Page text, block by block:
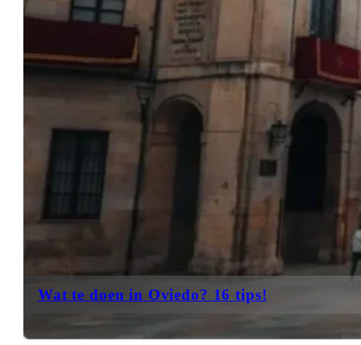
Wat te doen in Oviedo? 16 tips!